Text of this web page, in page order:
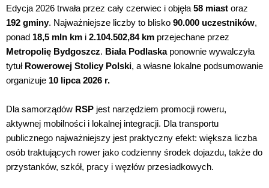
Edycja 2026 trwała przez cały czerwiec i objęła 58 miast oraz
192 gminy. Najważniejsze liczby to blisko 90.000 uczestników,
ponad 18,5 mln km i 2.104.502,84 km przejechane przez
Metropolię Bydgoszcz. Biała Podlaskaponownie wywalczyła
tytuł Rowerowej Stolicy Polski, a własne lokalne podsumowanie
organizuje 10 lipca 2026 r.
Dla samorządów RSP jest narzędziem promocji roweru,
aktywnej mobilności i lokalnej integracji. Dla transportu
publicznego najważniejszy jest praktyczny efekt: większa liczba
osób traktujących rower jako codzienny środek dojazdu, także do
przystanków, szkół, pracy i węzłów przesiadkowych.